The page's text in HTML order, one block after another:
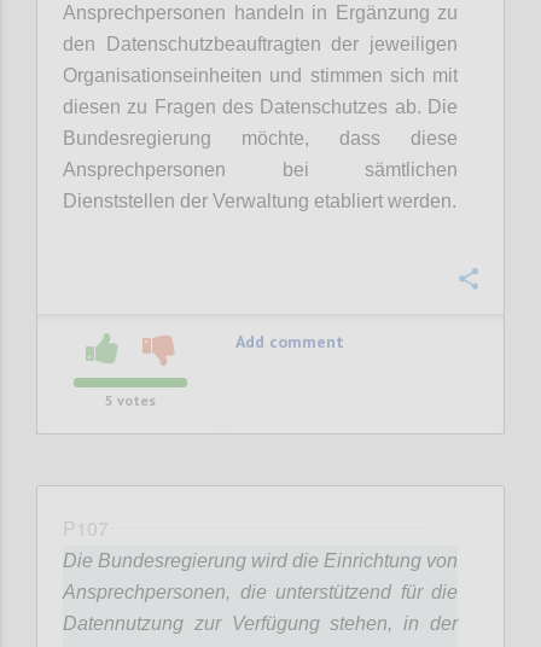
Ansprechpersonen handeln in Ergänzung zu
den Datenschutzbeauftragten der jeweiligen
Organisationseinheiten und stimmen sich mit
diesen zu Fragen des Datenschutzes ab. Die
Bundesregierung möchte, dass diese
Ansprechpersonen bei sämtlichen
Dienststellen der Verwaltung etabliert werden.
5 votes
Add comment
P107
Die Bundesregierung wird die Einrichtung von
Ansprechpersonen, die unterstützend für die
Datennutzung zur Verfügung stehen, in der